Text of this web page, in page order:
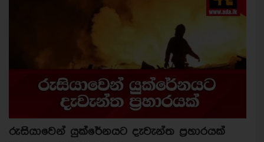
රුසියාවෙන් යුක්රේනයට දැවැන්ත ප්‍රහාරයක්